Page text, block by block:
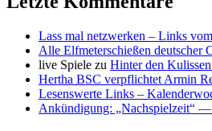
Lass mal netzwerken – Links
Alle Elfmeterschießen deutscher
live Spiele zu Hinter den
Hertha BSC verpflichtet Armin
Lesenswerte Links –
Ankündigung: „Nachspielzeit“ —